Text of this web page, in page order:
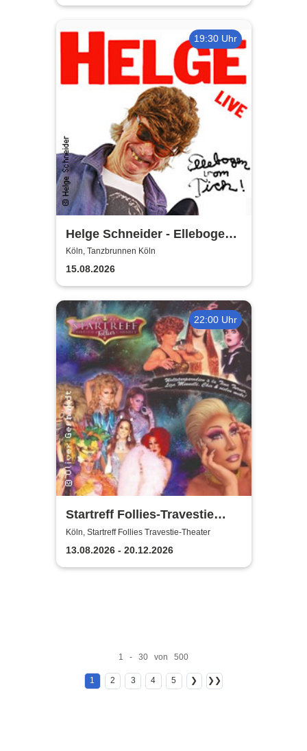
19:30 Uhr
Helge Schneider - Ellebogen
vom Tich
Köln, Tanzbrunnen Köln
15.08.2026
22:00 Uhr
Startreff Follies-Travestie
Theater Köln
Köln, Startreff Follies Travestie-Theater
13.08.2026 - 20.12.2026
1 - 30 von 500
1 2 3 4 5 ❯ ❯❯